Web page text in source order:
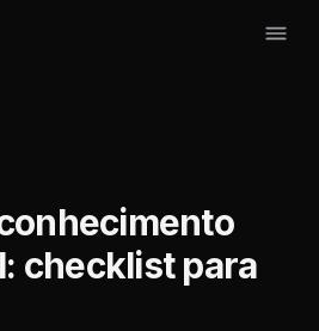
checklist para